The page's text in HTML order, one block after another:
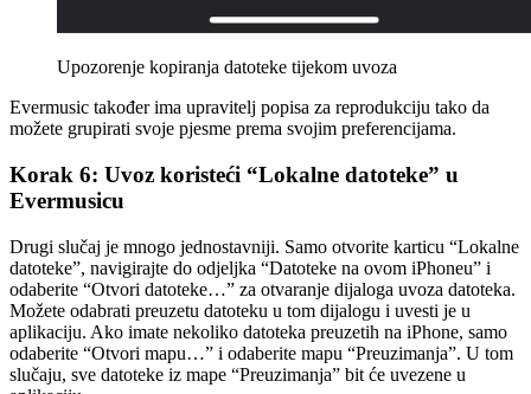
Upozorenje kopiranja datoteke tijekom uvoza
Evermusic također ima upravitelj popisa za reprodukciju tako da
možete grupirati svoje pjesme prema svojim preferencijama.
Korak 6: Uvoz koristeći “Lokalne datoteke” u
Evermusicu
Drugi slučaj je mnogo jednostavniji. Samo otvorite karticu “Lokalne
datoteke”, navigirajte do odjeljka “Datoteke na ovom iPhoneu” i
odaberite “Otvori datoteke…” za otvaranje dijaloga uvoza datoteka.
Možete odabrati preuzetu datoteku u tom dijalogu i uvesti je u
aplikaciju. Ako imate nekoliko datoteka preuzetih na iPhone, samo
odaberite “Otvori mapu…” i odaberite mapu “Preuzimanja”. U tom
slučaju, sve datoteke iz mape “Preuzimanja” bit će uvezene u